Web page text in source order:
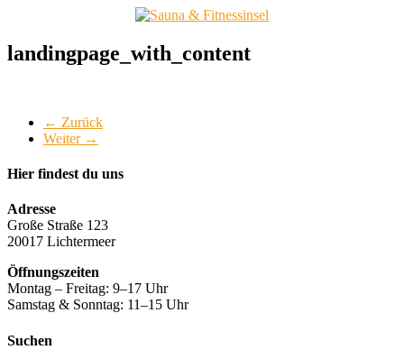
springen
Sauna
Gesund
im
landingpage_with_content
← Zurück
Weiter →
Hier findest du uns
Adresse
Große Straße 123
20017 Lichtermeer
Öffnungszeiten
Montag – Freitag: 9–17 Uhr
Samstag & Sonntag: 11–15 Uhr
Suchen